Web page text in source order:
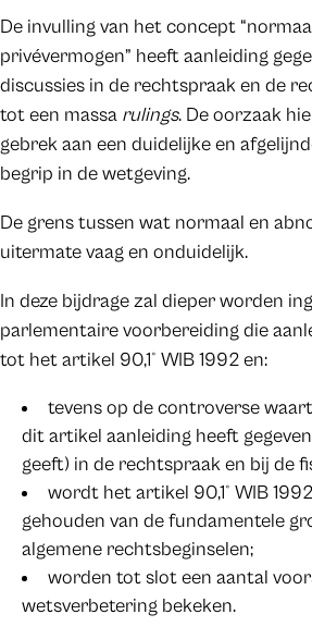
De invulling van het concept
privévermogen” heeft aanleiding
discussies in de rechtspraak en de
tot een massa rulings. De oorzaak
gebrek aan een duidelijke en
begrip in de wetgeving.
De grens tussen wat normaal en
uitermate vaag en onduidelijk.
In deze bijdrage zal dieper worden
parlementaire voorbereiding die
tot het artikel 90,1° WIB 1992 en:
tevens op de controverse
dit artikel aanleiding heeft
geeft) in de rechtspraak en bij de
wordt het artikel 90,1° WIB
gehouden van de fundamentele
algemene rechtsbeginselen;
worden tot slot een aantal
wetsverbetering bekeken.